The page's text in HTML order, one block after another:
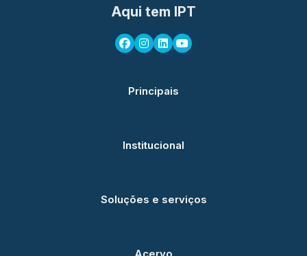
Aqui tem IPT
Principais
Institucional
Soluções e serviços